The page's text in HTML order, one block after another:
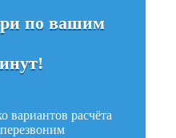
по вашим
вариантов расчёта